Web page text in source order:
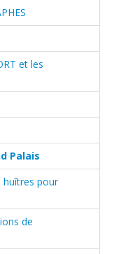
et les
Palais
huîtres pour
de